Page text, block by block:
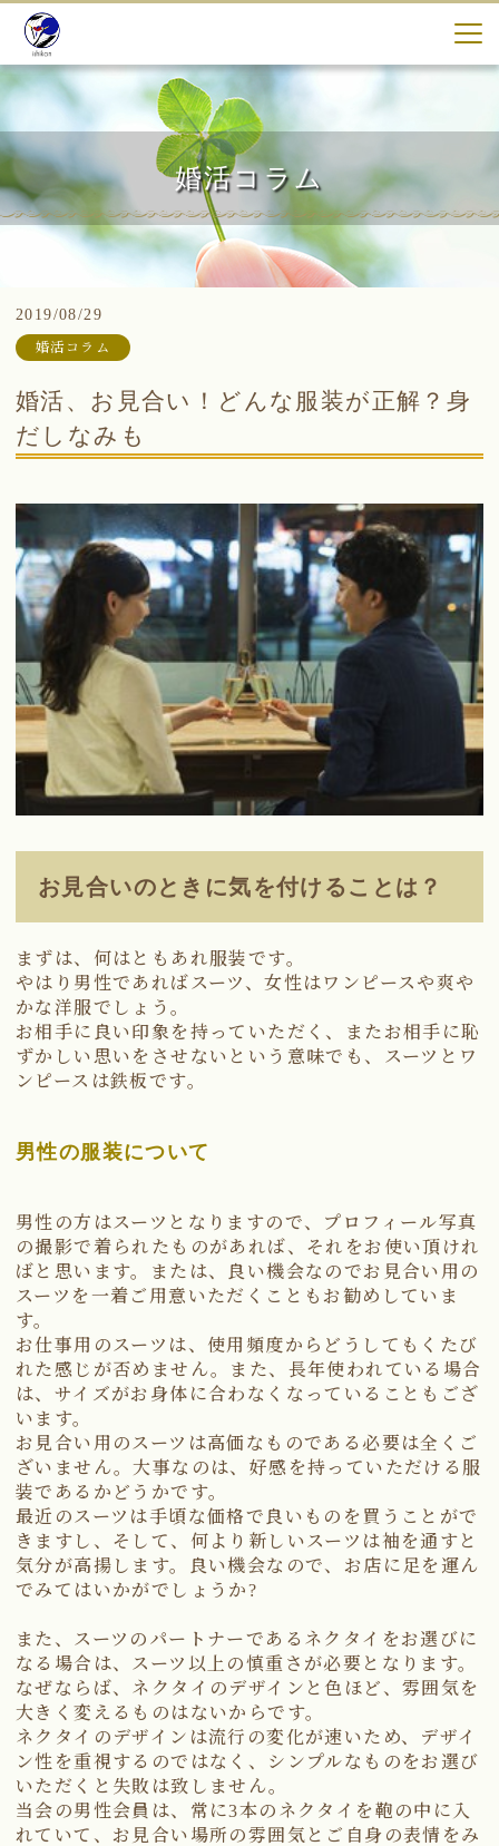
婚活コラム
2019/08/29
婚活コラム
婚活、お見合い！どんな服装が正解？身
だしなみも
お見合いのときに気を付けることは？
まずは、何はともあれ服装です。
やはり男性であればスーツ、女性はワンピースや爽や
かな洋服でしょう。
お相手に良い印象を持っていただく、またお相手に恥
ずかしい思いをさせないという意味でも、スーツとワ
ンピースは鉄板です。
男性の服装について
男性の方はスーツとなりますので、プロフィール写真
の撮影で着られたものがあれば、それをお使い頂けれ
ばと思います。または、良い機会なのでお見合い用の
スーツを一着ご用意いただくこともお勧めしていま
す。
お仕事用のスーツは、使用頻度からどうしてもくたび
れた感じが否めません。また、長年使われている場合
は、サイズがお身体に合わなくなっていることもござ
います。
お見合い用のスーツは高価なものである必要は全くご
ざいません。大事なのは、好感を持っていただける服
装であるかどうかです。
最近のスーツは手頃な価格で良いものを買うことがで
きますし、そして、何より新しいスーツは袖を通すと
気分が高揚します。良い機会なので、お店に足を運ん
でみてはいかがでしょうか?
また、スーツのパートナーであるネクタイをお選びに
なる場合は、スーツ以上の慎重さが必要となります。
なぜならば、ネクタイのデザインと色ほど、雰囲気を
大きく変えるものはないからです。
ネクタイのデザインは流行の変化が速いため、デザイ
ン性を重視するのではなく、シンプルなものをお選び
いただくと失敗は致しません。
当会の男性会員は、常に3本のネクタイを鞄の中に入
れていて、お見合い場所の雰囲気とご自身の表情をみ